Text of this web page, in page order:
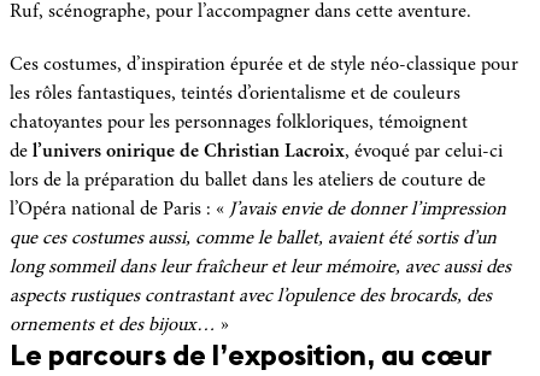
Ruf, scénographe, pour l’accompagner dans cette aventure.
Ces costumes, d’inspiration épurée et de style néo-classique pour
les rôles fantastiques, teintés d’orientalisme et de couleurs
chatoyantes pour les personnages folkloriques, témoignent
de l’univers onirique de Christian Lacroix, évoqué par celui-ci
lors de la préparation du ballet dans les ateliers de couture de
l’Opéra national de Paris : « J’avais envie de donner l’impression
que ces costumes aussi, comme le ballet, avaient été sortis d’un
long sommeil dans leur fraîcheur et leur mémoire, avec aussi des
aspects rustiques contrastant avec l’opulence des brocards, des
ornements et des bijoux… »
Le parcours de l’exposition, au cœur